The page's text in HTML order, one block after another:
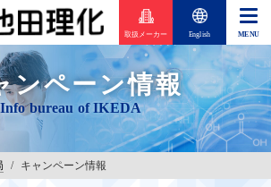
取扱メーカー English
ンペーン情報
/ キャンペーン情報